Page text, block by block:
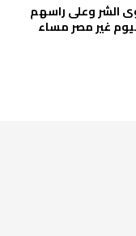
الشر وعلى راسهم
غير مصر مساء